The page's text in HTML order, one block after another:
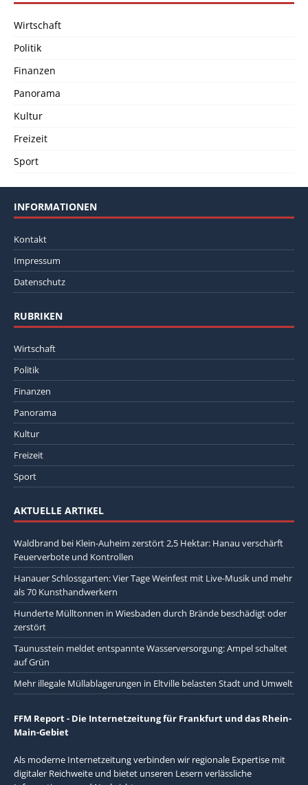
Wirtschaft
Politik
Finanzen
Panorama
Kultur
Freizeit
Sport
INFORMATIONEN
Kontakt
Impressum
Datenschutz
RUBRIKEN
Wirtschaft
Politik
Finanzen
Panorama
Kultur
Freizeit
Sport
AKTUELLE ARTIKEL
Waldbrand bei Klein-Auheim zerstört 2,5 Hektar: Hanau verschärft
Feuerverbote und Kontrollen
Hanauer Schlossgarten: Vier Tage Weinfest mit Live-Musik und mehr
als 70 Kunsthandwerkern
Hunderte Mülltonnen in Wiesbaden durch Brände beschädigt oder
zerstört
Taunusstein meldet entspannte Wasserversorgung: Ampel schaltet
auf Grün
Mehr illegale Müllablagerungen in Eltville belasten Stadt und Umwelt
FFM Report - Die Internetzeitung für Frankfurt und das Rhein-
Main-Gebiet
Als moderne Internetzeitung verbinden wir regionale Expertise mit
digitaler Reichweite und bietet unseren Lesern verlässliche